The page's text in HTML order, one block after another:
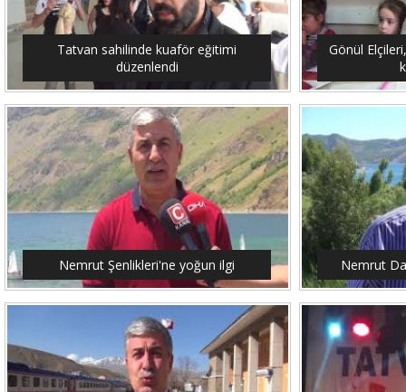
Tatvan sahilinde kuaför eğitimi
düzenlendi
Gönül
Nemrut Şenlikleri'ne yoğun ilgi Nemrut